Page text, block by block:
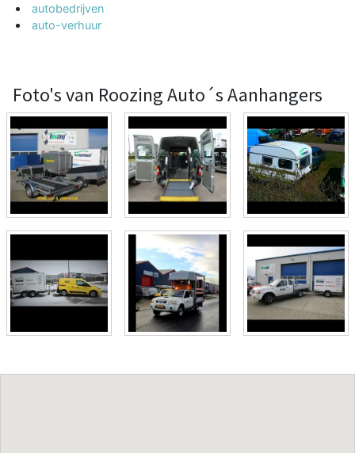
autobedrijven
auto-verhuur
Foto's van Roozing Auto´s Aanhangers